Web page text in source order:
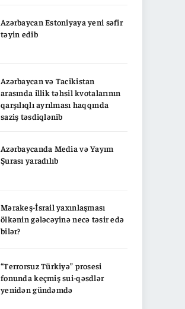
Azərbaycan Estoniyaya yeni səfir
təyin edib
Azərbaycan və Tacikistan
arasında illik təhsil kvotalarının
qarşılıqlı ayrılması haqqında
saziş təsdiqlənib
Azərbaycanda Media və Yayım
Şurası yaradılıb
Mərakeş-İsrail yaxınlaşması
ölkənin gələcəyinə necə təsir edə
bilər?
“Terrorsuz Türkiyə” prosesi
fonunda keçmiş sui-qəsdlər
yenidən gündəmdə